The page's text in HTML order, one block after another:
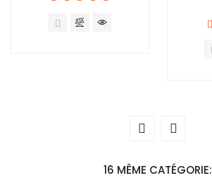
16 MÊME CATÉGORIE: